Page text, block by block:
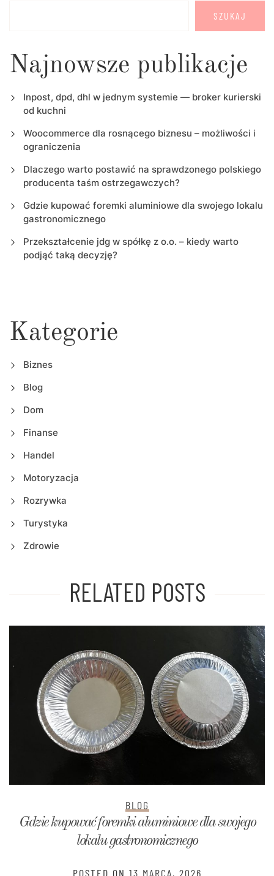
SZUKAJ
Najnowsze publikacje
Inpost, dpd, dhl w jednym systemie — broker kurierski
od kuchni
Woocommerce dla rosnącego biznesu – możliwości i
ograniczenia
Dlaczego warto postawić na sprawdzonego polskiego
producenta taśm ostrzegawczych?
Gdzie kupować foremki aluminiowe dla swojego lokalu
gastronomicznego
Przekształcenie jdg w spółkę z o.o. – kiedy warto
podjąć taką decyzję?
Kategorie
Biznes
Blog
Dom
Finanse
Handel
Motoryzacja
Rozrywka
Turystyka
Zdrowie
RELATED POSTS
BLOG
Gdzie kupować foremki aluminiowe dla swojego
lokalu gastronomicznego
POSTED ON 13 MARCA, 2026